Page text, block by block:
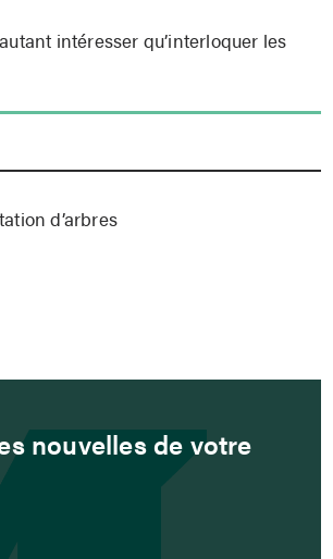
intéresser qu’interloquer les
d’arbres
nouvelles de votre